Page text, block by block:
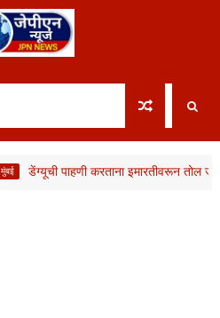
डेंग्यूची पाहणी करताना इमारतीवरून तोल जाऊन